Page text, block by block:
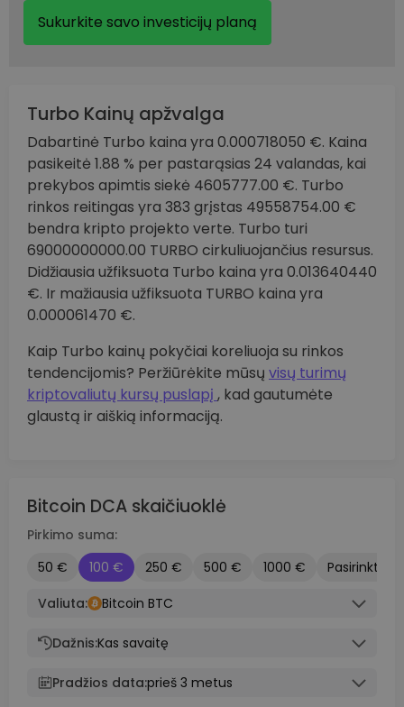
Sukurkite savo investicijų planą
Turbo Kainų apžvalga
Dabartinė Turbo kaina yra 0.000718050 €. Kaina
pasikeitė 1.88 % per pastarąsias 24 valandas, kai
prekybos apimtis siekė 4605777.00 €. Turbo
rinkos reitingas yra 383 grįstas 49558754.00 €
bendra kripto projekto verte. Turbo turi
69000000000.00 TURBO cirkuliuojančius resursus.
Didžiausia užfiksuota Turbo kaina yra 0.013640440
€. Ir mažiausia užfiksuota TURBO kaina yra
0.000061470 €.
Kaip Turbo kainų pokyčiai koreliuoja su rinkos
tendencijomis? Peržiūrėkite mūsų visų turimų
kriptovaliutų kursų puslapį , kad gautumėte
glaustą ir aiškią informaciją.
Bitcoin DCA skaičiuoklė
Pirkimo suma:
50 €
100 € 250 € 500 € 1000 €
Pasirinktinis
Valiuta:
Bitcoin BTC
Dažnis:Kas savaitę
Pradžios data:prieš 3 metus